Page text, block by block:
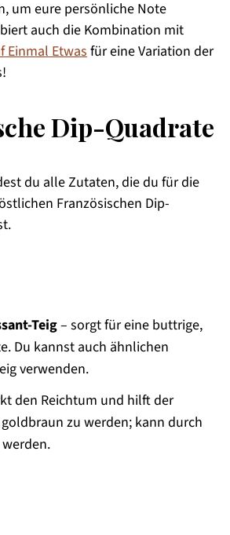
um eure persönliche Note
auch die Kombination mit
Einmal Etwasfür eine Variation der
Dip-Quadrate
du alle Zutaten, die du für die
Französischen Dip-
Teig– sorgt für eine buttrige,
Du kannst auch ähnlichen
verwenden.
den Reichtum und hilft der
zu werden; kann durch